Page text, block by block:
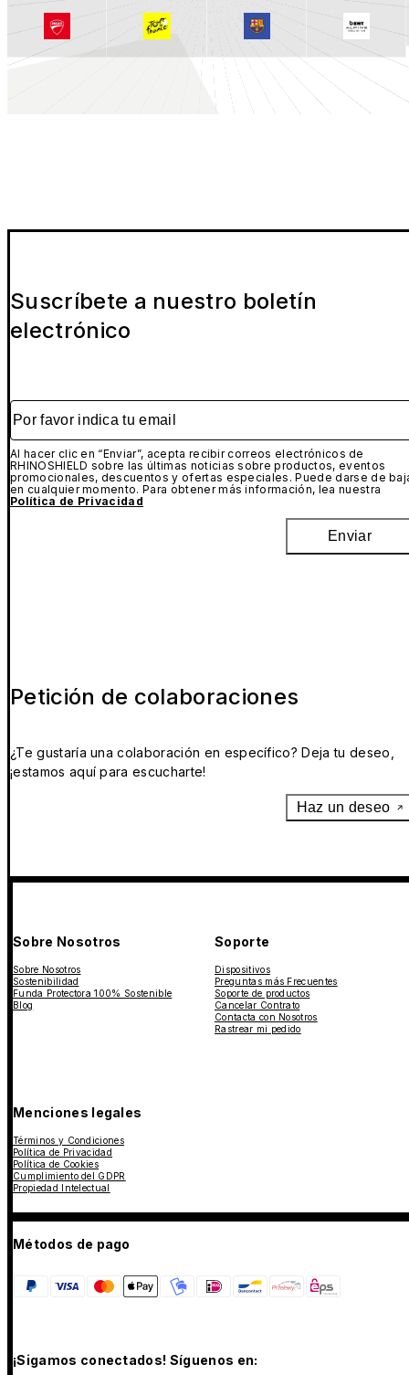
Suscríbete a nuestro boletín
electrónico
Por favor indica tu email
Al hacer clic en “Enviar”, acepta recibir correos electrónicos de
RHINOSHIELD sobre las últimas noticias sobre productos, eventos
promocionales, descuentos y ofertas especiales. Puede darse de
en cualquier momento. Para obtener más información, lea nuestra
Política de Privacidad
Enviar
Petición de colaboraciones
¿Te gustaría una colaboración en específico? Deja tu deseo,
¡estamos aquí para escucharte!
Haz un deseo
Sobre Nosotros
Sobre Nosotros
Sostenibilidad
Funda Protectora 100% Sostenible
Blog
Soporte
Dispositivos
Preguntas más Frecuentes
Soporte de productos
Cancelar Contrato
Contacta con Nosotros
Rastrear mi pedido
Menciones legales
Términos y Condiciones
Política de Privacidad
Política de Cookies
Cumplimiento del GDPR
Propiedad Intelectual
Métodos de pago
¡Sigamos conectados! Síguenos en: